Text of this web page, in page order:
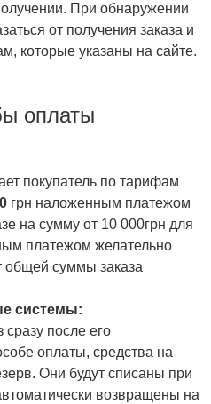
При обнаружении
от получения заказа и
которые указаны на сайте.
оплаты
покупатель по тарифам
грн наложенным платежом
на сумму от 10 000грн для
платежом желательно
общей суммы заказа
системы:
сразу после его
оплаты, средства на
Они будут списаны при
возвращены на